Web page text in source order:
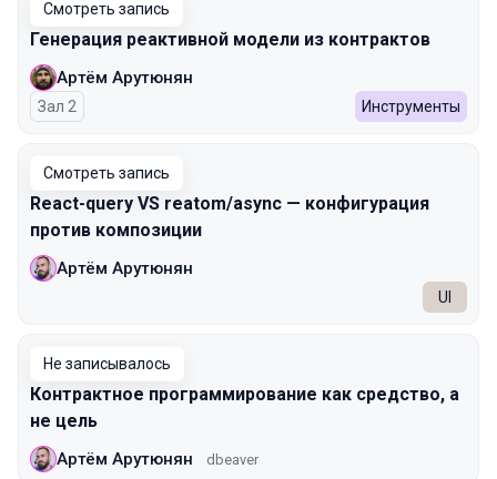
Смотреть запись
Генерация реактивной модели из контрактов
Артём Арутюнян
Зал 2 Инструменты
Смотреть запись
React-query VS reatom/async — конфигурация
против композиции
Артём Арутюнян
UI
Не записывалось
Контрактное программирование как средство, а
не цель
Артём Арутюнян dbeaver